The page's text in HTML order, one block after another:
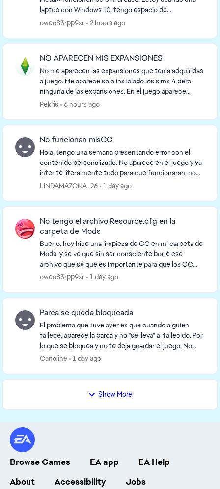
laptop con Windows 10, tengo espacio de
almacenamiento de sobra, dentro de la carpeta de
owco83rpp9xr 2 hours ago
NO APARECEN MIS EXPANSIONES
No me aparecen las expansiones que tenia adquiridas
a juego. Me aparece solo instalado los sims 4 pero
ninguna de las expansiones. En el juego aparece
como adquiridas, pero no da opción a volver a d...
Pekris 6 hours ago
No funcionan misCC
Hola, tengo una semana presentando error con el
contenido personalizado. No aparece en el juego y ya
intenté literalmente todo para que funcionaran, no
uso mods por lo que no hay conflictos con eso. ...
LINDAMAZONA_26 1 day ago
No tengo el archivo Resource.cfg en la
carpeta de Mods
Bueno, hoy hice una limpieza de CC en mi carpeta de
Mods, y se ve que sin ser consciente borré ese
archivo que sé que es importante para que los CC
que añada funcionen dentro del juego. ¿Saben dónde
owco83rpp9xr 1 day ago
Parca se queda bloqueada
El problema que tuve ayer es que cuando alguien
fallece, aparece la parca y no "se lleva" al fallecido. Por
lo que se bloquea y no te deja guardar el juego. No
puedes salir a los mundos, solamente sa...
Canoline 1 day ago
Show More
Browse Games EA app
EA Help
About
Accessibility Jobs